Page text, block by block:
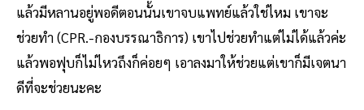
แล้วมีหลานอยู่พอดีตอนนั้นเขาจบแพทย์แล้วใช่ไหม เขาจะ
ช่วยทำ (CPR.-กองบรรณาธิการ) เขาไปช่วยทำแต่ไม่ได้แล้วค่ะ
แล้วพอฟุบก็ไม่ไหวถึงก็ค่อยๆ เอาลงมาให้ช่วยแต่เขาก็มีเจตนา
ดีที่จะช่วยนะคะ